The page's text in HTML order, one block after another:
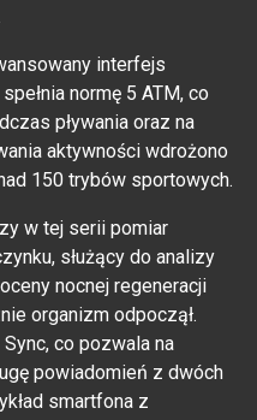
interfejs
normę 5 ATM, co
pływania oraz na
aktywności wdrożono
150 trybów sportowych.
w tej serii pomiar
służący do analizy
nocnej regeneracji
organizm odpoczął.
co pozwala na
powiadomień z dwóch
smartfona z